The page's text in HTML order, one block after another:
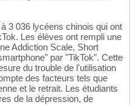
3 036 lycéens chinois qui ont
Les élèves ont rempli une
Addiction Scale, Short
par "TikTok". Cette
du trouble de l'utilisation
des facteurs tels que
et le retrait. Les étudiants
de la dépression, de